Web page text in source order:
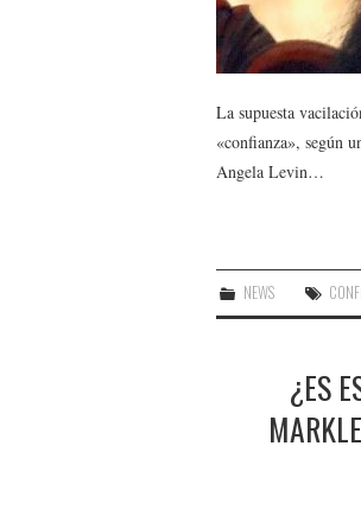
La supuesta
«confianza», según
Angela Levin…
NEWS
¿ES